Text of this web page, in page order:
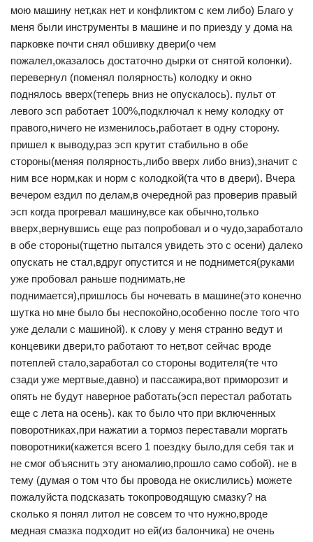
мою машину нет,как нет и конфликтом с кем либо) Благо у
меня были инструменты в машине и по приезду у дома на
парковке почти снял обшивку двери(о чем
пожалел,оказалось достаточно дырки от снятой колонки).
перевернул (поменял полярность) колодку и окно
поднялось вверх(теперь вниз не опускалось). пульт от
левого эсп работает 100%,подключал к нему колодку от
правого,ничего не изменилось,работает в одну сторону.
пришел к выводу,раз эсп крутит стабильно в обе
стороны(меняя полярность,либо вверх либо вниз),значит с
ним все норм,как и норм с колодкой(та что в двери). Вчера
вечером ездил по делам,в очередной раз проверив правый
эсп когда прогревал машину,все как обычно,только
вверх,вернувшись еще раз попробовал и о чудо,заработало
в обе стороны(тщетно пытался увидеть это с осени) далеко
опускать не стал,вдруг опустится и не поднимется(руками
уже пробовал раньше поднимать,не
поднимается),пришлось бы ночевать в машине(это конечно
шутка но мне было бы неспокойно,особенно после того что
уже делали с машиной). к слову у меня странно ведут и
концевики двери,то работают то нет,вот сейчас вроде
потеплей стало,заработал со стороны водителя(те что
сзади уже мертвые,давно) и пассажира,вот приморозит и
опять не будут наверное работать(эсп перестал работать
еще с лета на осень). как то было что при включенных
поворотниках,при нажатии а тормоз переставали моргать
поворотники(кажется всего 1 поездку было,для себя так и
не смог объяснить эту аномалию,прошло само собой). не в
тему (думая о том что бы провода не окислились) можете
пожалуйста подсказать токопроводящую смазку? на
сколько я понял литол не совсем то что нужно,вроде
медная смазка подходит но ей(из балончика) не очень